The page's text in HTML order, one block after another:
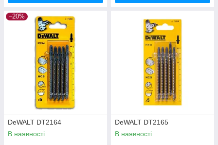
–20%
DeWALT DT2164
В наявності
DeWALT DT2165
В наявності